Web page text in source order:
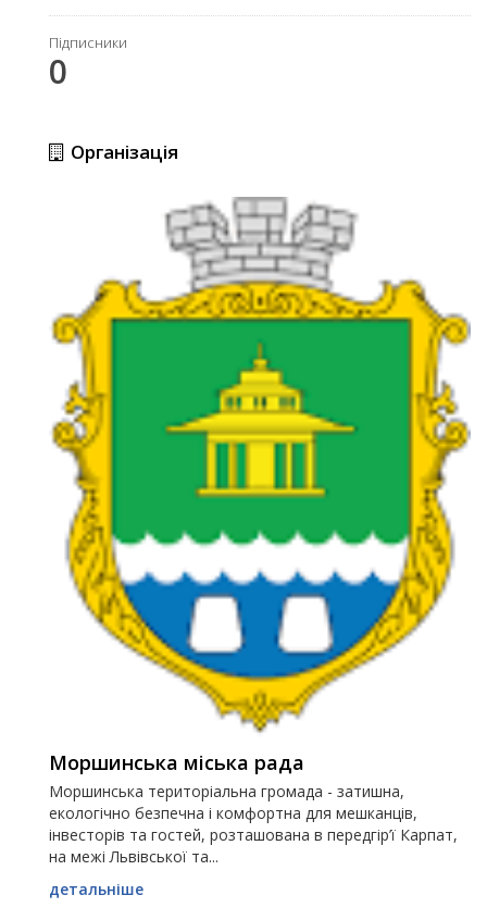
Підписники
0
Організація
Моршинська міська рада
Моршинська територіальна громада - затишна,
екологічно безпечна і комфортна для мешканців,
інвесторів та гостей, розташована в передгір’ї Карпат,
на межі Львівської та...
детальніше